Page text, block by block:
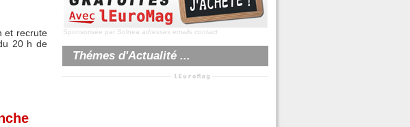
et recrute
20 h de
Sponsorisée par Solnea adresses emails contact
Thémes d'Actualité ...